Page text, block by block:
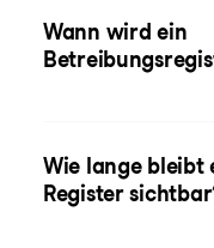
Wann wird ein
Wie lange bleibt
Register